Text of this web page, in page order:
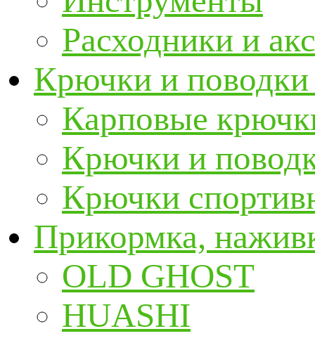
Расходники и
Крючки и
Карповые
Крючки и
Крючки
Прикормка,
OLD GHOST
HUASHI